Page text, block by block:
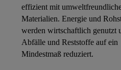
effizient mit
Materialien. Energie und
werden wirtschaftlich genutzt
Abfälle und Reststoffe auf ein
Mindestmaß reduziert.